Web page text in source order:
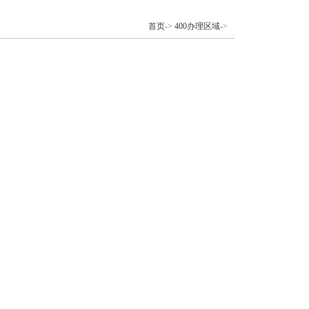
首页-> 400办理区域->